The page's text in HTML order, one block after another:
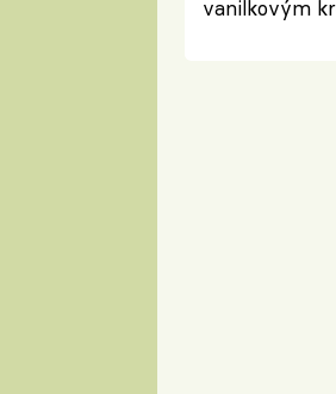
vanilkovým